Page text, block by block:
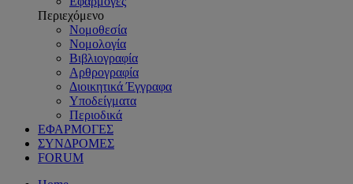
Περιεχόμενο
Νομοθεσία
Νομολογία
Βιβλιογραφία
Αρθρογραφία
Διοικητικά Έγγραφα
Υποδείγματα
Περιοδικά
ΕΦΑΡΜΟΓΕΣ
ΣΥΝΔΡΟΜΕΣ
FORUM